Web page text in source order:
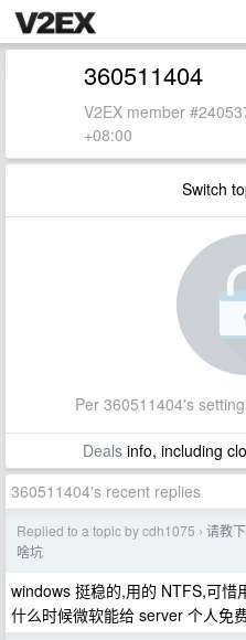
360511404
V2EX member
+08:00
Switch
Per 360511404's
Dealsinfo, including
360511404's recent replies
Replied to a topic by cdh1075 › 请教
啥坑
windows 挺稳的,用的 NTFS,可惜
什么时候微软能给 server 个人免